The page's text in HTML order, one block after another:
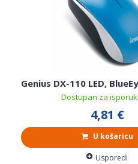
Genius DX-110 LED,
Dostupan za
4,81 €
U košaricu
Usporedi